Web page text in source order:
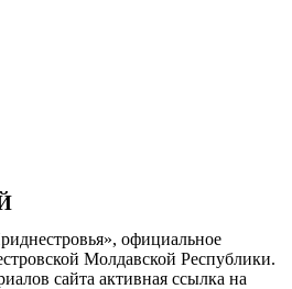
официальное
Молдавской Республики.
сайта активная ссылка на